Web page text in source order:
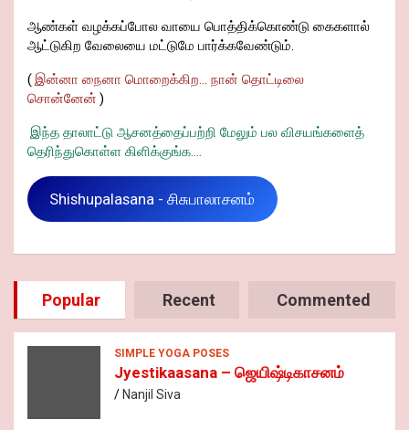
ஆண்கள் வழக்கப்போல வாயை பொத்திக்கொண்டு கைகளால்
ஆட்டுகிற வேலையை மட்டுமே பார்க்கவேண்டும்.
(இன்னா நைனா மொறைக்கிற... நான் தொட்டிலை
சொன்னேன் )
இந்த தாலாட்டு ஆசனத்தைப்பற்றி மேலும் பல விசயங்களைத்
தெரிந்துகொள்ள கிளிக்குங்க....
Shishupalasana - சிசுபாலாசனம்
Popular Recent Commented
SIMPLE YOGA POSES
Jyestikaasana – ஜெயிஷ்டிகாசனம்
Nanjil Siva